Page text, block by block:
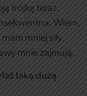
trójkę teraz.
Wiem,
mniej siły,
mnie zajmują.
taką dużą